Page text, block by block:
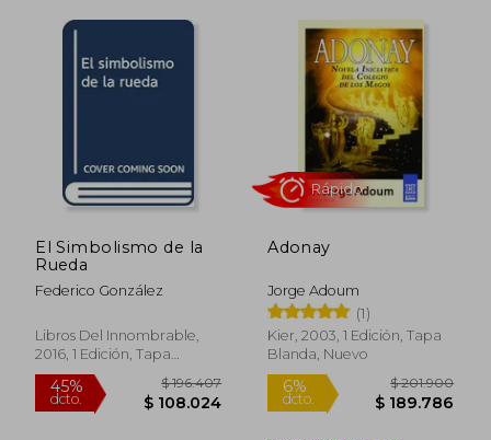
55%
dcto. $ 61.054
55%
dcto.
El Simbolismo de la
Rueda
Federico González
Libros Del Innombrable,
2016, 1 Edición, Tapa
Blanda, Nuevo
Adonay
Jorge Adoum
(1)
Kier, 2003, 1 Edición, Tapa
Blanda, Nuevo